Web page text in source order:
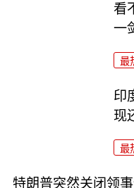
看
一
最
印
现
最
特朗普突然关闭领